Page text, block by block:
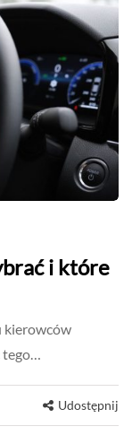
i które
kierowców
Udostępnij